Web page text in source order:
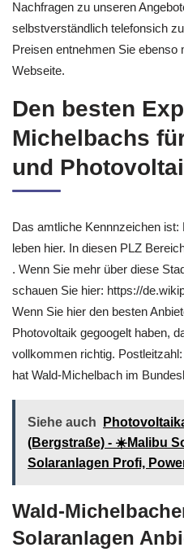
Nachfragen zu unseren
selbstverständlich telefonsich
Preisen entnehmen Sie ebenso
Webseite.
Den besten
Michelbachs
und
Das amtliche Kennnzeichen
leben hier. In diesen PLZ
. Wenn Sie mehr über diese
schauen Sie hier: https://
Wenn Sie hier den besten
Photovoltaik gegoogelt haben,
vollkommen richtig.
hat Wald-Michelbach im
Siehe auch
(Bergstraße) - ☀️Malibu
Solaranlagen Profi,
Wald-
Solaranlagen